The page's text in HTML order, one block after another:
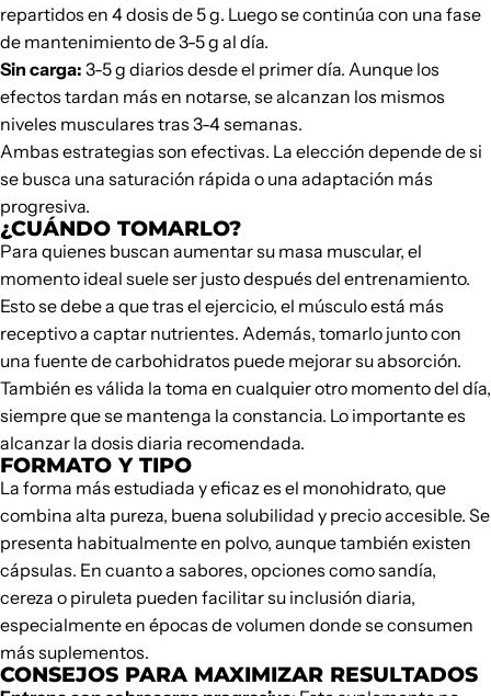
repartidos en 4 dosis de 5 g. Luego se continúa con una fase
de mantenimiento de 3-5 g al día.
Sin carga: 3-5 g diarios desde el primer día. Aunque los
efectos tardan más en notarse, se alcanzan los mismos
niveles musculares tras 3-4 semanas.
Ambas estrategias son efectivas. La elección depende de si
se busca una saturación rápida o una adaptación más
progresiva.
¿CUÁNDO TOMARLO?
Para quienes buscan aumentar su masa muscular, el
momento ideal suele ser justo después del entrenamiento.
Esto se debe a que tras el ejercicio, el músculo está más
receptivo a captar nutrientes. Además, tomarlo junto con
una fuente de carbohidratos puede mejorar su absorción.
También es válida la toma en cualquier otro momento del día,
siempre que se mantenga la constancia. Lo importante es
alcanzar la dosis diaria recomendada.
FORMATO Y TIPO
La forma más estudiada y eficaz es el monohidrato, que
combina alta pureza, buena solubilidad y precio accesible. Se
presenta habitualmente en polvo, aunque también existen
cápsulas. En cuanto a sabores, opciones como sandía,
cereza o piruleta pueden facilitar su inclusión diaria,
especialmente en épocas de volumen donde se consumen
más suplementos.
CONSEJOS PARA MAXIMIZAR RESULTADOS